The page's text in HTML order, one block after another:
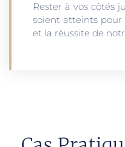
Rester à vos côtés
soient atteints
et la réussite de